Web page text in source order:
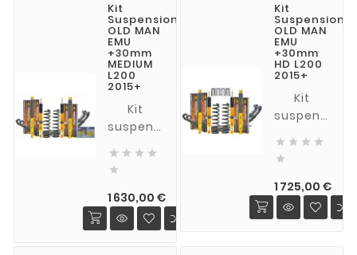
Kit
Suspension
OLD MAN
EMU
+30mm
MEDIUM
L200
2015+
Kit
suspension
Emu +
MEDIUM
(charge
normale)
   

1 630,00 €Prix
Kit
Suspension
OLD MAN
EMU
+30mm
HD L200
2015+
Kit
suspension
EMU +
Heavy
Duty
(charge
   

1 725,00 €Prix